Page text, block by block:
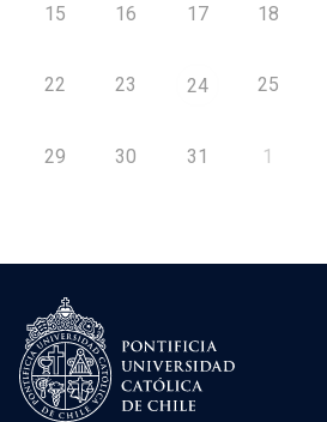
15 16 17 18
22 23 24 25
29 30 31 1